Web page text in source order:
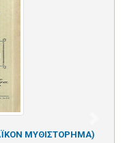
ΜΥΘΙΣΤΟΡΗΜΑ)